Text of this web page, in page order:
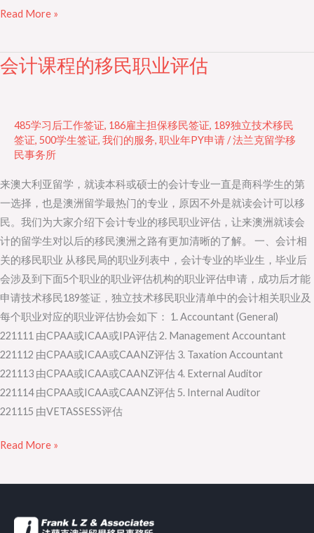
Read More »
会计课程的移民职业评估
485学习后工作签证, 186雇主担保移民签证, 189独立技术移民
签证, 500学生签证, 我们的服务, 职业年PY申请/法兰克留学移
民事务所
来澳大利亚留学，就读本科或硕士的会计专业一直是商科学生的第
一选择，也是澳洲留学最热门的专业，原因不外是就读会计可以移
民。我们为大家介绍下会计专业的移民职业评估，让来澳洲就读会
计的留学生对以后的移民澳洲之路有更加清晰的了解。 一、会计相
关的移民职业 从移民局的职业列表中，会计专业的毕业生，毕业后
会涉及到下面5个职业的职业评估机构的职业评估申请，成功后才能
申请技术移民189签证，独立技术移民职业清单中的会计相关职业及
每个职业对应的职业评估协会如下： 1. Accountant (General)
221111 由CPAA或ICAA或IPA评估 2. Management Accountant
221112 由CPAA或ICAA或CAANZ评估 3. Taxation Accountant
221113 由CPAA或ICAA或CAANZ评估 4. External Auditor
221114 由CPAA或ICAA或CAANZ评估 5. Internal Auditor
221115 由VETASSESS评估
会
Read More »